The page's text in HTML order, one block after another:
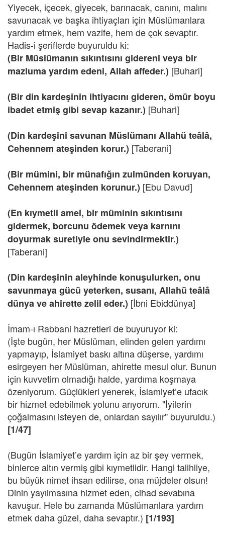
Yiyecek, içecek, giyecek, barınacak, canını, malını
savunacak ve başka ihtiyaçları için Müslümanlara
yardım etmek, hem vazife, hem de çok sevaptır.
Hadis-i şeriflerde buyuruldu ki:
(Bir Müslümanın sıkıntısını gidereni veya bir
mazluma yardım edeni, Allah affeder.) [Buhari]
(Bir din kardeşinin ihtiyacını gideren, ömür boyu
ibadet etmiş gibi sevap kazanır.) [Buhari]
(Din kardeşini savunan Müslümanı Allahü teâlâ,
Cehennem ateşinden korur.) [Taberani]
(Bir mümini, bir münafığın zulmünden koruyan,
Cehennem ateşinden korunur.) [Ebu Davud]
(En kıymetli amel, bir müminin sıkıntısını
gidermek, borcunu ödemek veya karnını
doyurmak suretiyle onu sevindirmektir.)
[Taberani]
(Din kardeşinin aleyhinde konuşulurken, onu
savunmaya gücü yeterken, susanı, Allahü teâlâ
dünya ve ahirette zelil eder.) [İbni Ebiddünya]
İmam-ı Rabbani hazretleri de buyuruyor ki:
(İşte bugün, her Müslüman, elinden gelen yardımı
yapmayıp, İslamiyet baskı altına düşerse, yardımı
esirgeyen her Müslüman, ahirette mesul olur. Bunun
için kuvvetim olmadığı halde, yardıma koşmaya
özeniyorum. Güçlükleri yenerek, İslamiyet’e ufacık
bir hizmet edebilmek yolunu arıyorum. "İyilerin
çoğalmasını isteyen de, onlardan sayılır" buyuruldu.)
[1/47]
(Bugün İslamiyet’e yardım için az bir şey vermek,
binlerce altın vermiş gibi kıymetlidir. Hangi talihliye,
bu büyük nimet ihsan edilirse, ona müjdeler olsun!
Dinin yayılmasına hizmet eden, cihad sevabına
kavuşur. Hele bu zamanda Müslümanlara yardım
etmek daha güzel, daha sevaptır.) [1/193]